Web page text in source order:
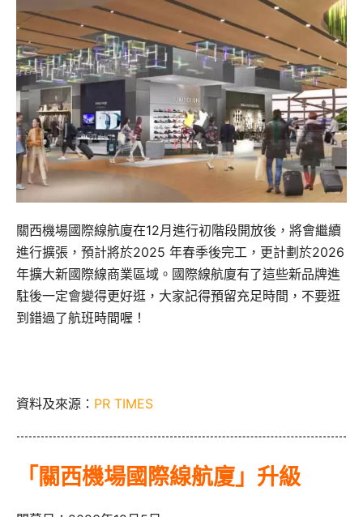
關西機場國際線航廈在12月進行初階段開放後，將會繼續
進行擴張，預計將於2025 年春季後完工，更計劃於2026
年擴大新國際線商業區域。國際線航廈有了這些新品牌進
駐後一定會變得更好逛，大家記得預留充足時間，不要逛
到錯過了航班時間喔！
資料及來源： PR TIMES
「關西機場國際線航廈」升級